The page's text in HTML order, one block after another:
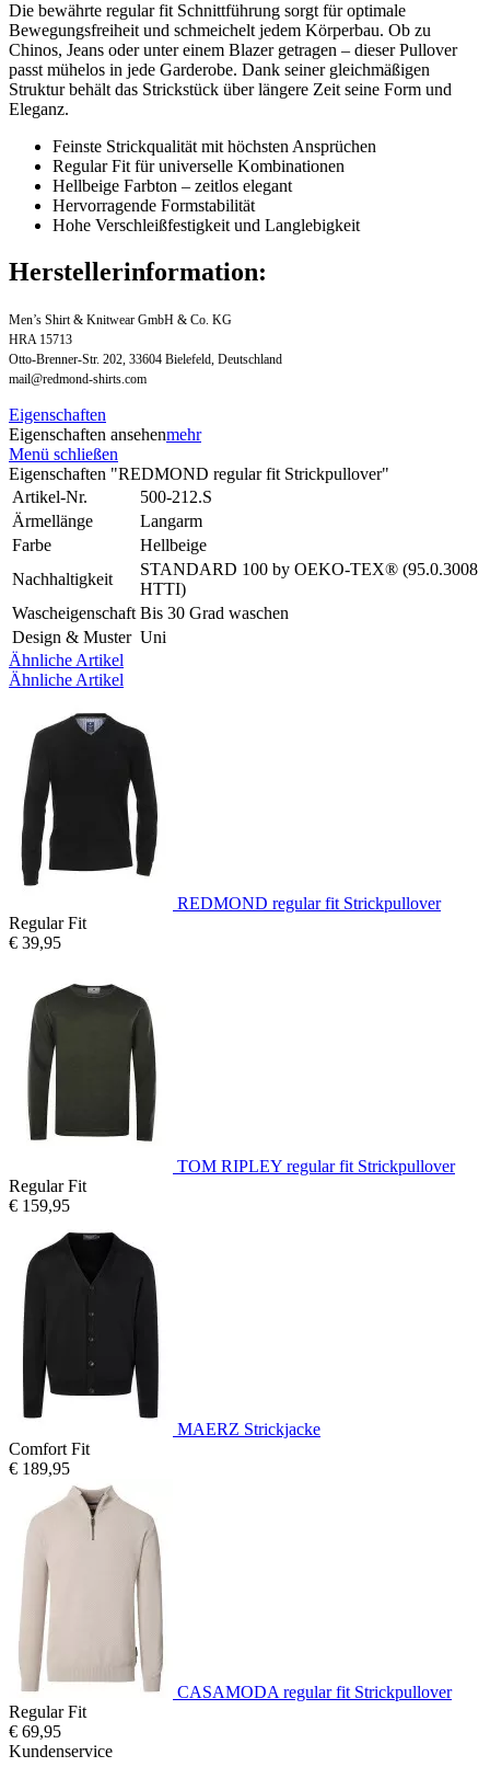
Die bewährte regular fit Schnittführung sorgt für optimale
Bewegungsfreiheit und schmeichelt jedem Körperbau. Ob zu
Chinos, Jeans oder unter einem Blazer getragen – dieser Pullover
passt mühelos in jede Garderobe. Dank seiner gleichmäßigen
Struktur behält das Strickstück über längere Zeit seine Form und
Eleganz.
Feinste Strickqualität mit höchsten Ansprüchen
Regular Fit für universelle Kombinationen
Hellbeige Farbton – zeitlos elegant
Hervorragende Formstabilität
Hohe Verschleißfestigkeit und Langlebigkeit
Herstellerinformation:
Men’s Shirt & Knitwear GmbH & Co. KG
HRA 15713
Otto-Brenner-Str. 202, 33604 Bielefeld, Deutschland
mail@redmond-shirts.com
Eigenschaften
Eigenschaften ansehenmehr
Menü schließen
Eigenschaften "REDMOND regular fit Strickpullover"
Artikel-Nr.
500-212.S
Ärmellänge
Langarm
Farbe
Hellbeige
Nachhaltigkeit
STANDARD 100 by OEKO-TEX® (95.0.3008
HTTI)
Wascheigenschaft Bis 30 Grad waschen
Design & Muster Uni
Ähnliche Artikel
Ähnliche Artikel
REDMOND regular fit Strickpullover
Regular Fit
€ 39,95
TOM RIPLEY regular fit Strickpullover
Regular Fit
€ 159,95
MAERZ Strickjacke
Comfort Fit
€ 189,95
CASAMODA regular fit Strickpullover
Regular Fit
€ 69,95
Kundenservice